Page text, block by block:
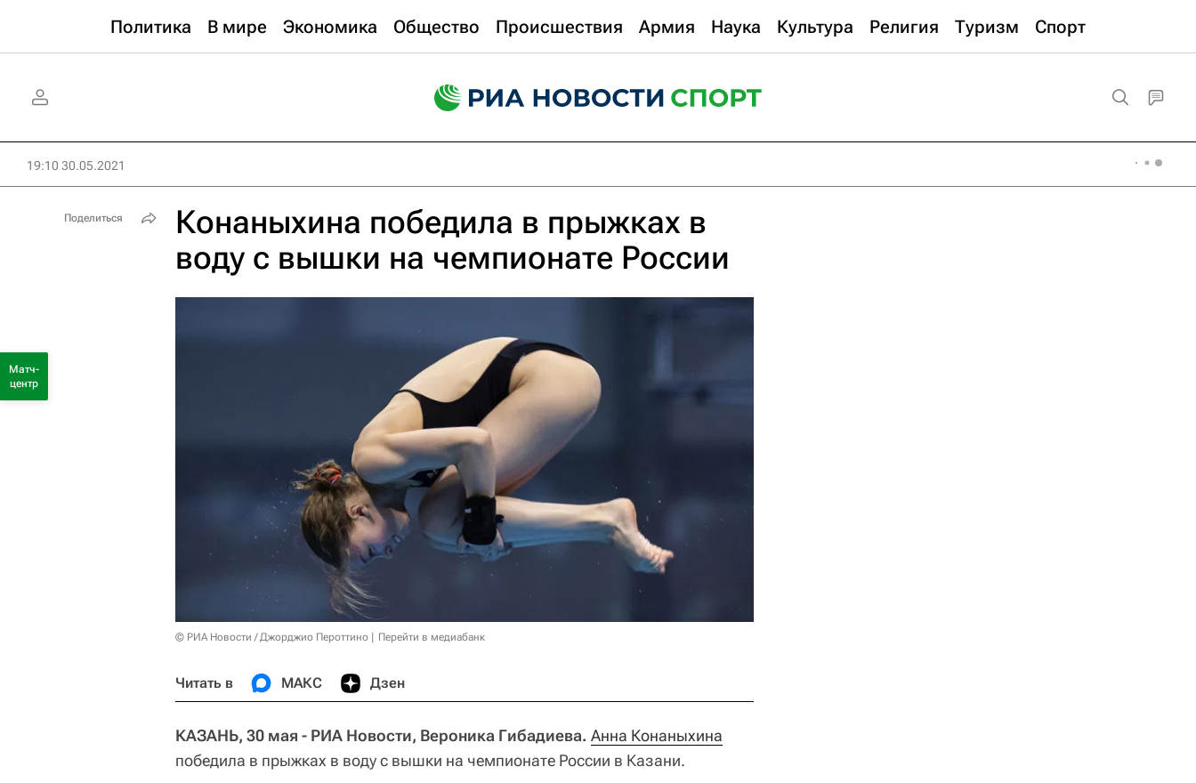
Политика В мире Экономика Общество Происшествия Армия Наука Культура Религия Туризм Спорт
19:10 30.05.2021
Конаныхина победила в прыжках в
воду с вышки на чемпионате России
© РИА Новости / Джорджио Пероттино Перейти в медиабанк
Читать в МАКС Дзен
КАЗАНЬ, 30 мая - РИА Новости, Вероника Гибадиева. Анна Конаныхина
победила в прыжках в воду с вышки на чемпионате России в Казани.
Поделиться
Матч-
центр